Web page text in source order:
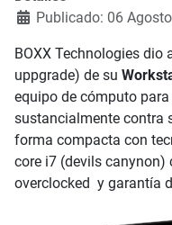
Publicado: 06
BOXX Technologies dio
uppgrade) de su
equipo de cómputo
sustancialmente contra
forma compacta con
core i7 (devils canynon)
overclocked y garantía